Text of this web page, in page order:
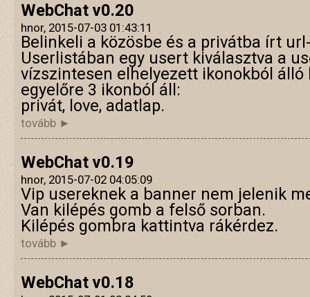
WebChat v0.20
hnor, 2015-07-03 01:43:11
Belinkeli a közösbe és a privátba írt
Userlistában egy usert kiválasztva a
vízszintesen elhelyezett ikonokból álló
egyelőre 3 ikonból áll:
privát, love, adatlap.
tovább ►
WebChat v0.19
hnor, 2015-07-02 04:05:09
Vip usereknek a banner nem jelenik
Van kilépés gomb a felső sorban.
Kilépés gombra kattintva rákérdez.
tovább ►
WebChat v0.18